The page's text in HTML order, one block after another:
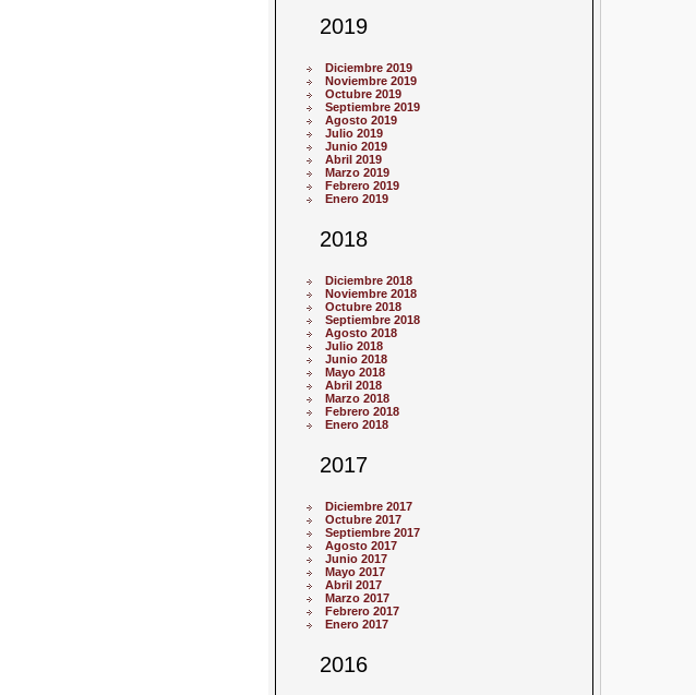
2019
Diciembre 2019
Noviembre 2019
Octubre 2019
Septiembre 2019
Agosto 2019
Julio 2019
Junio 2019
Abril 2019
Marzo 2019
Febrero 2019
Enero 2019
2018
Diciembre 2018
Noviembre 2018
Octubre 2018
Septiembre 2018
Agosto 2018
Julio 2018
Junio 2018
Mayo 2018
Abril 2018
Marzo 2018
Febrero 2018
Enero 2018
2017
Diciembre 2017
Octubre 2017
Septiembre 2017
Agosto 2017
Junio 2017
Mayo 2017
Abril 2017
Marzo 2017
Febrero 2017
Enero 2017
2016